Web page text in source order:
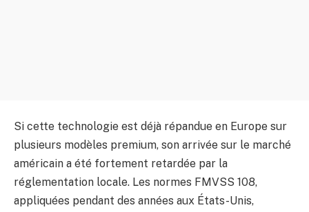
Si cette technologie est déjà répandue en Europe sur
plusieurs modèles premium, son arrivée sur le marché
américain a été fortement retardée par la
réglementation locale. Les normes FMVSS 108,
appliquées pendant des années aux États-Unis,